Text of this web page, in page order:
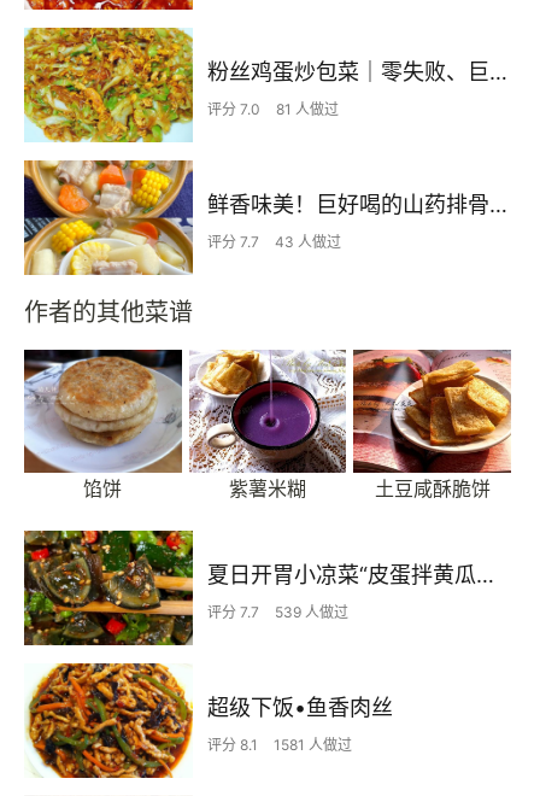
粉丝鸡蛋炒包菜｜零失败、巨下饭
评分 7.0 81 人做过
鲜香味美！巨好喝的山药排骨汤！！
评分 7.7 43 人做过
作者的其他菜谱
馅饼 紫薯米糊 土豆咸酥脆饼
夏日开胃小凉菜“皮蛋拌黄瓜🥒”开胃减脂
评分 7.7 539 人做过
超级下饭•鱼香肉丝
评分 8.1 1581 人做过